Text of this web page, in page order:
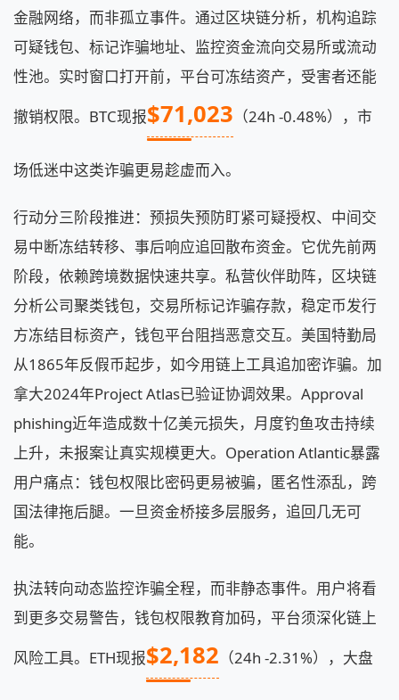
金融网络，而非孤立事件。通过区块链分析，机构追踪
可疑钱包、标记诈骗地址、监控资金流向交易所或流动
性池。实时窗口打开前，平台可冻结资产，受害者还能
撤销权限。BTC现报$71,023 （24h -0.48%），市
场低迷中这类诈骗更易趁虚而入。
行动分三阶段推进：预损失预防盯紧可疑授权、中间交
易中断冻结转移、事后响应追回散布资金。它优先前两
阶段，依赖跨境数据快速共享。私营伙伴助阵，区块链
分析公司聚类钱包，交易所标记诈骗存款，稳定币发行
方冻结目标资产，钱包平台阻挡恶意交互。美国特勤局
从1865年反假币起步，如今用链上工具追加密诈骗。加
拿大2024年Project Atlas已验证协调效果。Approval
phishing近年造成数十亿美元损失，月度钓鱼攻击持续
上升，未报案让真实规模更大。Operation Atlantic暴露
用户痛点：钱包权限比密码更易被骗，匿名性添乱，跨
国法律拖后腿。一旦资金桥接多层服务，追回几无可
能。
执法转向动态监控诈骗全程，而非静态事件。用户将看
到更多交易警告，钱包权限教育加码，平台须深化链上
风险工具。ETH现报$2,182 （24h -2.31%），大盘